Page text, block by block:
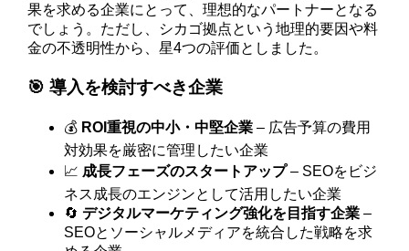
果を求める企業にとって、理想的なパートナーとなる
でしょう。ただし、シカゴ拠点という地理的要因や料
金の不透明性から、星4つの評価としました。
🎯 導入を検討すべき企業
💰 ROI重視の中小・中堅企業 – 広告予算の費用
対効果を厳密に管理したい企業
📈 成長フェーズのスタートアップ– SEOをビジ
ネス成長のエンジンとして活用したい企業
🔄デジタルマーケティング強化を目指す企業 –
SEOとソーシャルメディアを統合した戦略を求